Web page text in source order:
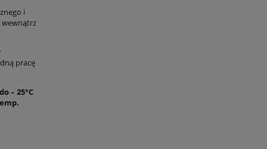
i
pracę
– 25°C